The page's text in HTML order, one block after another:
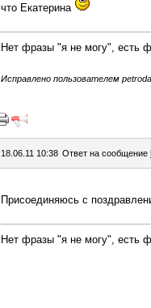
что Екатерина
Нет фразы "я не могу", есть
Исправлено пользователем
18.06.11 10:38 Ответ на сообщение
Присоединяюсь с
Нет фразы "я не могу", есть